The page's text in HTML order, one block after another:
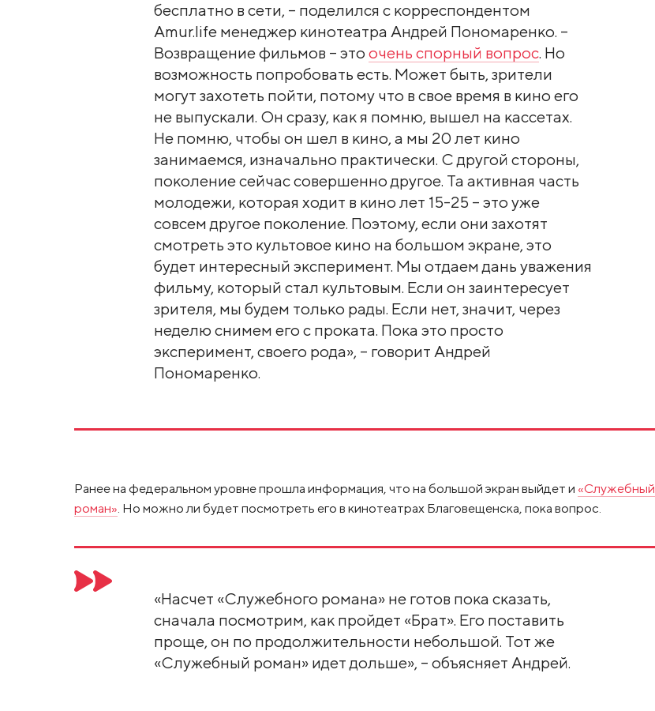
бесплатно в сети, – поделился с корреспондентом
Amur.life менеджер кинотеатра Андрей Пономаренко. –
Возвращение фильмов – этоочень спорный вопрос. Но
возможность попробовать есть. Может быть, зрители
могут захотеть пойти, потому что в свое время в кино его
не выпускали. Он сразу, как я помню, вышел на кассетах.
Не помню, чтобы он шел в кино, а мы 20 лет кино
занимаемся, изначально практически. С другой стороны,
поколение сейчас совершенно другое. Та активная часть
молодежи, которая ходит в кино лет 15-25 – это уже
совсем другое поколение. Поэтому, если они захотят
смотреть это культовое кино на большом экране, это
будет интересный эксперимент. Мы отдаем дань уважения
фильму, который стал культовым. Если он заинтересует
зрителя, мы будем только рады. Если нет, значит, через
неделю снимем его с проката. Пока это просто
эксперимент, своего рода», – говорит Андрей
Пономаренко.
Ранее на федеральном уровне прошла информация, что на большой экран выйдет и «Служебный
роман». Но можно ли будет посмотреть его в кинотеатрах Благовещенска, пока вопрос.
«Насчет «Служебного романа» не готов пока сказать,
сначала посмотрим, как пройдет «Брат». Его поставить
проще, он по продолжительности небольшой. Тот же
«Служебный роман» идет дольше», – объясняет Андрей.